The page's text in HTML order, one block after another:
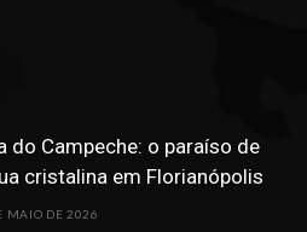
do Campeche: o paraíso de
cristalina em Florianópolis
MAIO DE 2026